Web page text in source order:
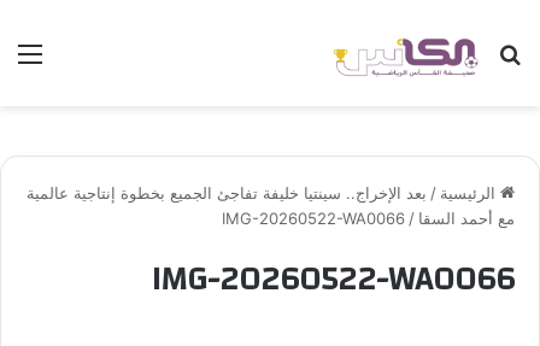
بحث عن
الرئيسية / بعد الإخراج.. سينتيا خليفة تفاجئ الجميع بخطوة إنتاجية عالمية
مع أحمد السقا /
IMG-20260522-WA0066
IMG-20260522-WA0066